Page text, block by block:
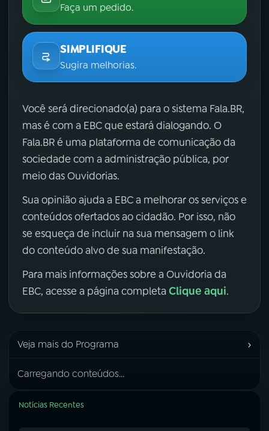
Faça um pedido.
SIMPLIFIQUE
Sugira melhorias.
Você será direcionado(a) para o sistema Fala.BR,
mas é com a EBC que estará dialogando. O
Fala.BR é uma plataforma de comunicação da
sociedade com a administração pública, por
meio das Ouvidorias.
Sua opinião ajuda a EBC a melhorar os serviços e
conteúdos ofertados ao cidadão. Por isso, não
se esqueça de incluir na sua mensagem o link
do conteúdo alvo de sua manifestação.
Para mais informações sobre a Ouvidoria da
EBC, acesse a página completa Clique aqui.
Veja mais do Programa ›
Carregando conteúdos...
Notícias Recentes